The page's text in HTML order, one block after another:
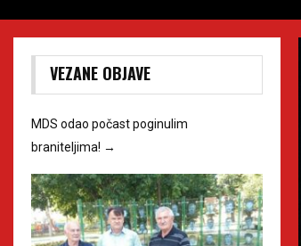
VEZANE OBJAVE
MDS odao počast poginulim
braniteljima! →